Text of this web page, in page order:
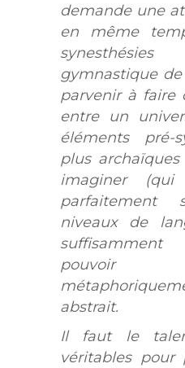
demande une
en même
gymnastique
parvenir à faire
entre un
éléments pré-
plus
imaginer
niveaux de
pouvoir
abstrait.
Il faut le
véritables pour